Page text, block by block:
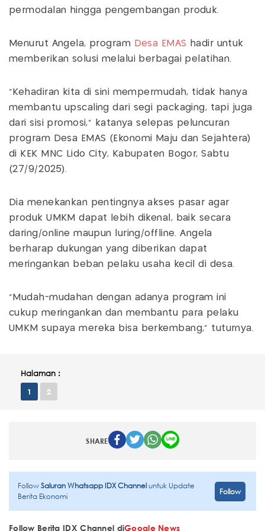
permodalan hingga pengembangan produk.
Menurut Angela, program Desa EMAS
hadir untuk
memberikan solusi melalui berbagai pelatihan.
“Kehadiran kita di sini mempermudah, tidak hanya
membantu upscaling dari segi packaging, tapi juga
dari sisi promosi,” katanya selepas peluncuran
program Desa EMAS (Ekonomi Maju dan Sejahtera)
di KEK MNC Lido City, Kabupaten Bogor, Sabtu
(27/9/2025).
Dia menekankan pentingnya akses pasar agar
produk UMKM dapat lebih dikenal, baik secara
daring/online maupun luring/offline. Angela
berharap dukungan yang diberikan dapat
meringankan beban pelaku usaha kecil di desa.
“Mudah-mudahan dengan adanya program ini
cukup meringankan dan membantu para pelaku
UMKM supaya mereka bisa berkembang,” tuturnya.
Halaman :
1 2
SHARE
FollowSaluran Whatsapp IDX Channeluntuk Update
Berita Ekonomi
Follow
Follow Berita IDX Channel diGoogle News